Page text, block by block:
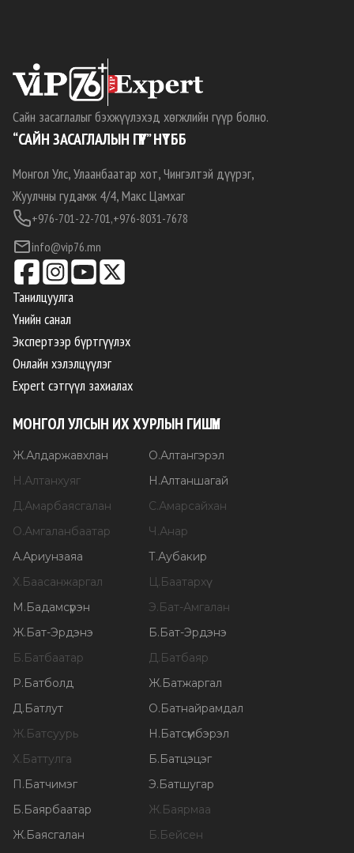
Сайн засаглалыг бэхжүүлэхэд хөгжлийн гүүр болно.
“САЙН ЗАСАГЛАЛЫН ГҮҮР” НҮТББ
Монгол Улс, Улаанбаатар хот, Чингэлтэй дүүрэг,
Жуулчны гудамж 4/4, Макс Цамхаг
+976-701-22-701,+976-8031-7678
info@vip76.mn
Танилцуулга
Үнийн санал
Экспертээр бүртгүүлэх
Онлайн хэлэлцүүлэг
Expert сэтгүүл захиалах
МОНГОЛ УЛСЫН ИХ ХУРЛЫН ГИШҮҮН
Ж.Алдаржавхлан О.Алтангэрэл
Н.Алтанхуяг Н.Алтаншагай
Д.Амарбаясгалан С.Амарсайхан
О.Амгаланбаатар Ч.Анар
А.Ариунзаяа Т.Аубакир
Х.Баасанжаргал Ц.Баатархүү
М.Бадамсүрэн Э.Бат-Амгалан
Ж.Бат-Эрдэнэ Б.Бат-Эрдэнэ
Б.Батбаатар Д.Батбаяр
Р.Батболд Ж.Батжаргал
Д.Батлут О.Батнайрамдал
Ж.Батсуурь Н.Батсүмбэрэл
Х.Баттулга Б.Батцэцэг
П.Батчимэг Э.Батшугар
Б.Баярбаатар Ж.Баярмаа
Ж.Баясгалан Б.Бейсен